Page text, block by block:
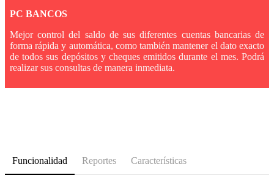
PC BANCOS
Mejor control del saldo de sus diferentes cuentas bancarias de
forma rápida y automática, como también mantener el dato exacto
de todos sus depósitos y cheques emitidos durante el mes. Podrá
realizar sus consultas de manera inmediata.
Funcionalidad Reportes Características